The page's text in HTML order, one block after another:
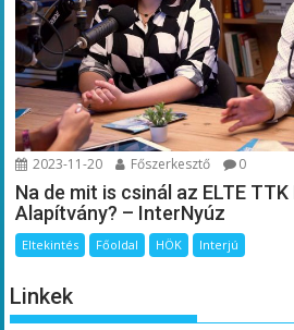
2023-11-20 Főszerkesztő 0
Na de mit is csinál az ELTE
Alapítvány? – InterNyúz
Eltekintés Főoldal HÖK Interjú
Linkek